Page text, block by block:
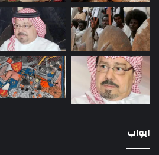
ابواب